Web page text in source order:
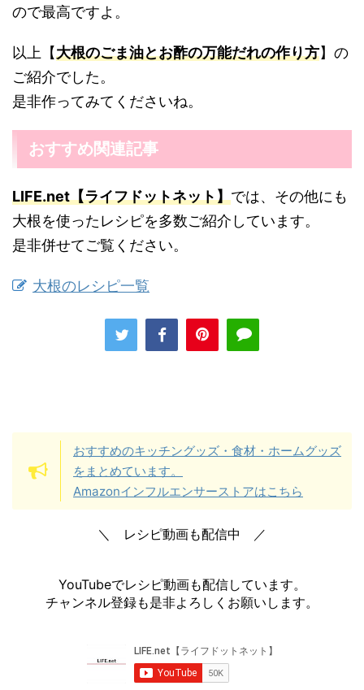
ので最高ですよ。
以上【大根のごま油とお酢の万能だれの作り方】の
ご紹介でした。
是非作ってみてくださいね。
おすすめ関連記事
LIFE.net【ライフドットネット】では、その他にも
大根を使ったレシピを多数ご紹介しています。
是非併せてご覧ください。
大根のレシピ一覧
おすすめのキッチングッズ・食材・ホームグッズ
をまとめています。
Amazonインフルエンサーストアはこちら
＼ レシピ動画も配信中 ／
YouTubeでレシピ動画も配信しています。
チャンネル登録も是非よろしくお願いします。